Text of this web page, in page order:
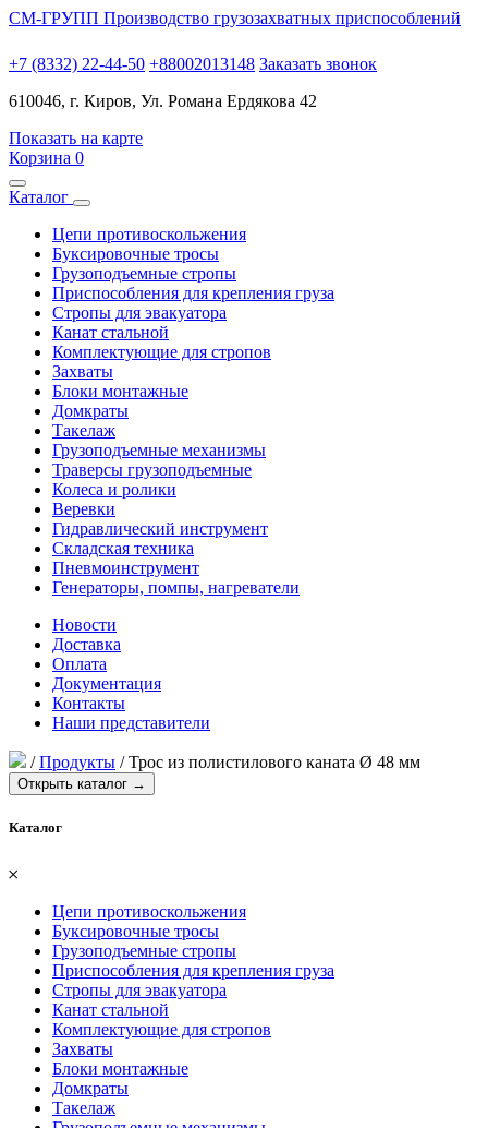
СМ-ГРУПП Производство грузозахватных приспособлений
+7 (8332) 22-44-50 +88002013148 Заказать звонок
610046, г. Киров, Ул. Романа Ердякова 42
Показать на карте
Корзина 0
Каталог
Цепи противоскольжения
Буксировочные тросы
Грузоподъемные стропы
Приспособления для крепления груза
Стропы для эвакуатора
Канат стальной
Комплектующие для стропов
Захваты
Блоки монтажные
Домкраты
Такелаж
Грузоподъемные механизмы
Траверсы грузоподъемные
Колеса и ролики
Веревки
Гидравлический инструмент
Складская техника
Пневмоинструмент
Генераторы, помпы, нагреватели
Новости
Доставка
Оплата
Документация
Контакты
Наши представители
/Продукты /Трос из полистилового каната Ø 48 мм
Открыть каталог →
Каталог
𐄂
Цепи противоскольжения
Буксировочные тросы
Грузоподъемные стропы
Приспособления для крепления груза
Стропы для эвакуатора
Канат стальной
Комплектующие для стропов
Захваты
Блоки монтажные
Домкраты
Такелаж